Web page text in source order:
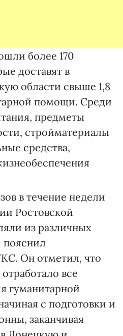
более 170
доставят в
области свыше 1,8
помощи. Среди
предметы
стройматериалы
средства,
в течение недели
Ростовской
из различных
пояснил
Он отметил, что
все
гуманитарной
с подготовки и
заканчивая